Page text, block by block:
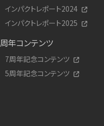
インパクトレポート2024
インパクトレポート2025
周年コンテンツ
7周年記念コンテンツ
5周年記念コンテンツ